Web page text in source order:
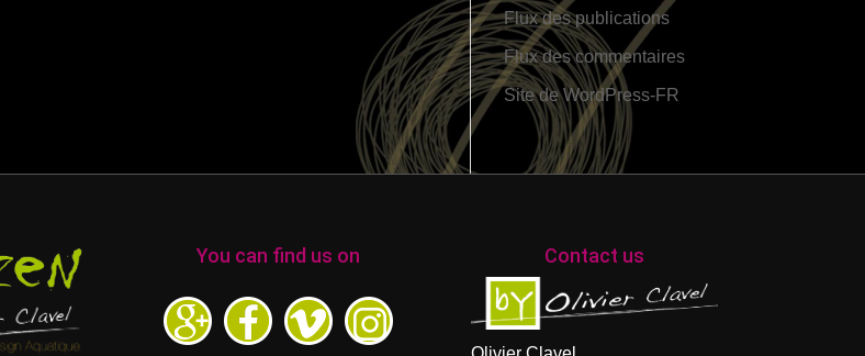
Flux des publications
Flux des commentaires
Site de WordPress-FR
You can find us on Contact us